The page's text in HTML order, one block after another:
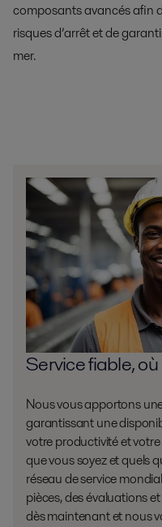
composants avancés afin
risques d’arrêt et de
mer.
Service fiable,
Nous vous apportons
garantissant une
votre productivité et
que vous soyez et quels
réseau de service
pièces, des évaluations
dès maintenant et nous